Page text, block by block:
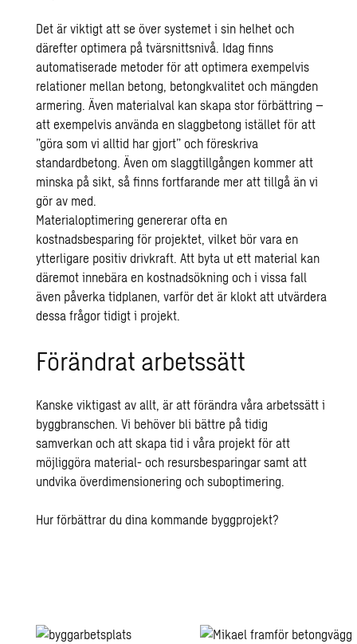
Det är viktigt att se över systemet i sin helhet och
därefter optimera på tvärsnittsnivå. Idag finns
automatiserade metoder för att optimera exempelvis
relationer mellan betong, betongkvalitet och mängden
armering. Även materialval kan skapa stor förbättring –
att exempelvis använda en slaggbetong istället för att
”göra som vi alltid har gjort” och föreskriva
standardbetong. Även om slaggtillgången kommer att
minska på sikt, så finns fortfarande mer att tillgå än vi
gör av med.
Materialoptimering genererar ofta en
kostnadsbesparing för projektet, vilket bör vara en
ytterligare positiv drivkraft. Att byta ut ett material kan
däremot innebära en kostnadsökning och i vissa fall
även påverka tidplanen, varför det är klokt att utvärdera
dessa frågor tidigt i projekt.
Förändrat arbetssätt
Kanske viktigast av allt, är att förändra våra arbetssätt i
byggbranschen. Vi behöver bli bättre på tidig
samverkan och att skapa tid i våra projekt för att
möjliggöra material- och resursbesparingar samt att
undvika överdimensionering och suboptimering.
Hur förbättrar du dina kommande byggprojekt?